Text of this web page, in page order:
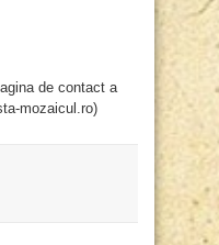
de contact a
mozaicul.ro)